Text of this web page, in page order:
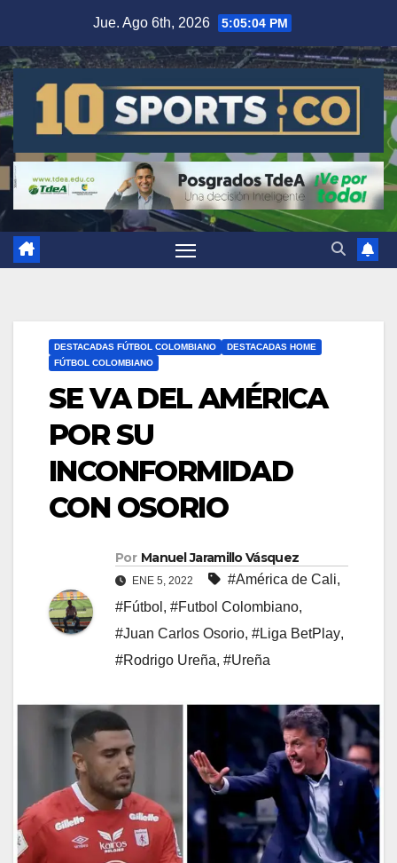
Jue. Ago 6th, 2026 5:05:05 PM
DESTACADAS FÚTBOL COLOMBIANO
DESTACADAS HOME
FÚTBOL COLOMBIANO
SE VA DEL AMÉRICA
POR SU
INCONFORMIDAD
CON OSORIO
Por Manuel Jaramillo Vásquez
ENE 5, 2022 #América de Cali,
#Fútbol , #Futbol Colombiano,
#Juan Carlos Osorio, #Liga BetPlay,
#Rodrigo Ureña, #Ureña